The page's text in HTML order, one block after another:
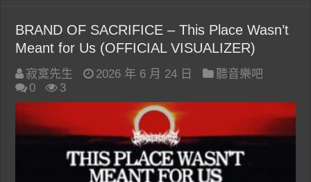
BRAND OF SACRIFICE – This Place Wasn’t
Meant for Us (OFFICIAL VISUALIZER)
寂寞先生 2026 年 6 月 24 日
聽音樂吧
0
3